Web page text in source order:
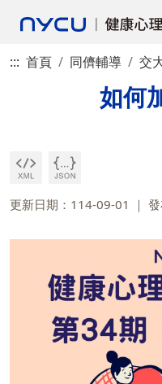
::: 首頁 同儕輔導 交
如何
更新日期：114-09-01